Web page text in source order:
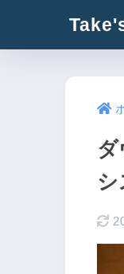
ダ
シ